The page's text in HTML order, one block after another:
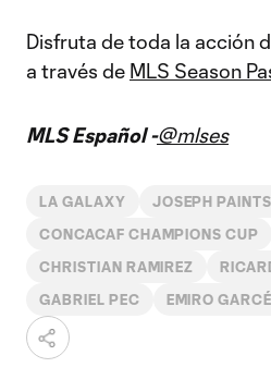
Disfruta de toda la acción
a través de MLS Season
MLS Español -@mlses
LA GALAXY JOSEPH
CONCACAF CHAMPIONS CUP
CHRISTIAN RAMIREZ
GABRIEL PEC EMIRO